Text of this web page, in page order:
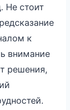
Не стоит
к
внимание
решения,